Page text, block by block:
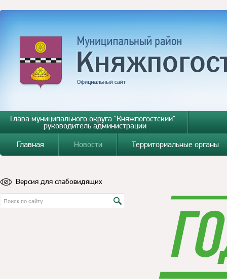
Глава муниципального округа "Княжпогостский" -
руководитель администрации
Главная
Новости Территориальные органы
Версия для слабовидящих